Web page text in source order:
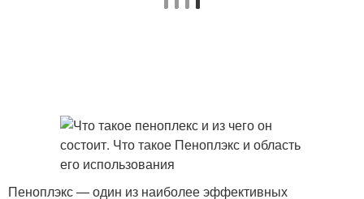
Пеноплэкс — один из наиболее эффективных